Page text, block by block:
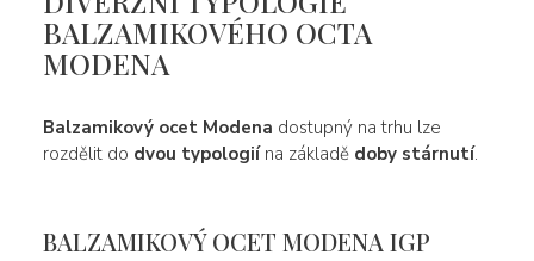
BALZAMIKOVÉHO OCTA
MODENA
Balzamikový ocet Modena dostupný na trhu lze
rozdělit do dvou typologiína základě doby stárnutí.
BALZAMIKOVÝ OCET MODENA IGP